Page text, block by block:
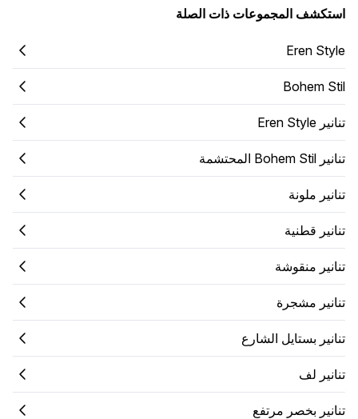
استكشف المجموعات ذات الصلة
Eren Style
Bohem Stil
تنانير Eren Style
تنانير Bohem Stil المحتشمة
تنانير ملونة
تنانير قطنية
تنانير منقوشة
تنانير مشجرة
تنانير بستايل الشارع
تنانير لف
تنانير بخصر مرتفع